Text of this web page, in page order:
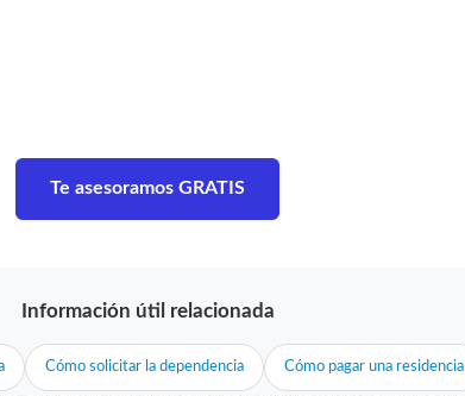
Te asesoramos GRATIS
Información útil relacionada
Cómo solicitar la dependencia Cómo pagar una residencia